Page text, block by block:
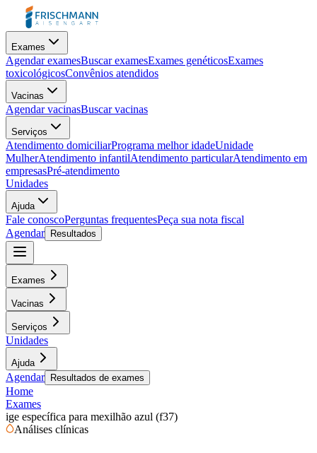
Exames
Agendar examesBuscar examesExames genéticosExames
toxicológicosConvênios atendidos
Vacinas
Agendar vacinasBuscar vacinas
Serviços
Atendimento domiciliarPrograma melhor idadeUnidade
MulherAtendimento infantilAtendimento particularAtendimento em
empresasPré-atendimento
Unidades
Ajuda
Fale conoscoPerguntas frequentesPeça sua nota fiscal
Agendar
Resultados
Exames
Vacinas
Serviços
Unidades
Ajuda
Agendar Resultados de exames
Home
Exames
ige específica para mexilhão azul (f37)
Análises clínicas